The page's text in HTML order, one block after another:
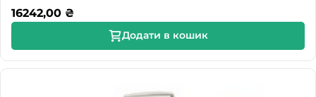
16242,00 ₴
Додати в кошик